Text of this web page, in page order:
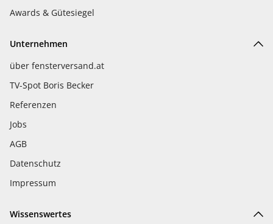
Awards & Gütesiegel
Unternehmen
über fensterversand.at
TV-Spot Boris Becker
Referenzen
Jobs
AGB
Datenschutz
Impressum
Wissenswertes